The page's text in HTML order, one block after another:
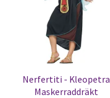
Nerfertiti - Kleopetra
Maskerraddräkt